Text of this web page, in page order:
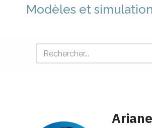
Modèles et
Ariane